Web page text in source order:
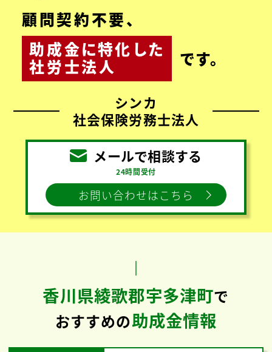
顧問契約不要、
助成金に特化 した
社労士法人
です。
シンカ
社会保険労務士法人
メールで相談する
24時間受付
お問い合わせはこちら
香川県綾歌郡宇多津町で
おすすめの助成金情報